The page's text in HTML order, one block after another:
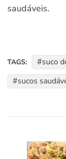
saudáveis.
TAGS: suco
sucos
de